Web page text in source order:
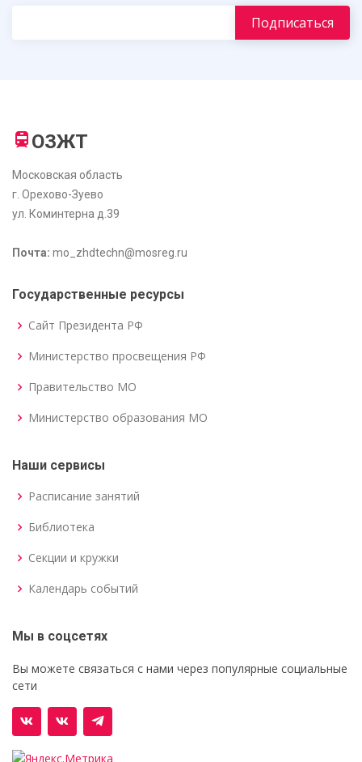
ОЗЖТ
Московская область
г. Орехово-Зуево
ул. Коминтерна д.39
Почта: mo_zhdtechn@mosreg.ru
Государственные ресурсы
Сайт Президента РФ
Министерство просвещения РФ
Правительство МО
Министерство образования МО
Наши сервисы
Расписание занятий
Библиотека
Секции и кружки
Календарь событий
Мы в соцсетях
Вы можете связаться с нами через популярные социальные
сети